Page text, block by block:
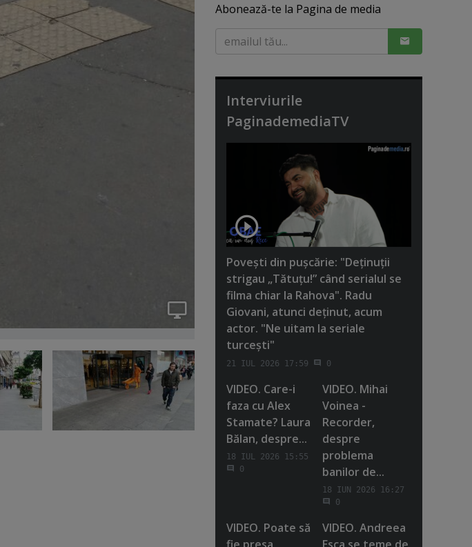
Abonează-te la Pagina de media
Interviurile
PaginademediaTV
Poveşti din puşcărie: "Deţinuţii
strigau „Tătuţu!” când serialul se
filma chiar la Rahova". Radu
Giovani, atunci deţinut, acum
actor. "Ne uitam la seriale
turceşti"
21 IUL 2026 17:59 0
VIDEO. Care-i
faza cu Alex
Stamate? Laura
Bălan, despre...
18 IUL 2026 15:55
0
VIDEO. Mihai
Voinea -
Recorder,
despre
problema
banilor de...
18 IUN 2026 16:27
0
VIDEO. Poate să
VIDEO. Andreea